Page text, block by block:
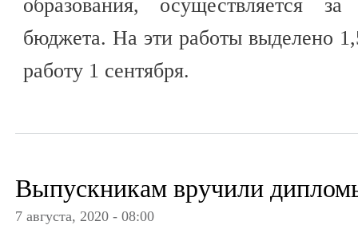
образования, осуществляется
бюджета. На эти работы выделено
работу 1 сентября.
Выпускникам вручили
7 августа, 2020 - 08:00